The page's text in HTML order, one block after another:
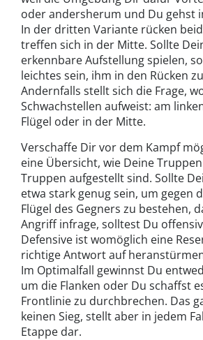
oder andersherum und Du gehst
In der dritten Variante rücken
treffen sich in der Mitte. Sollte
erkennbare Aufstellung spielen,
leichtes sein, ihm in den Rücken
Andernfalls stellt sich die Frage,
Schwachstellen aufweist: am
Flügel oder in der Mitte.
Verschaffe Dir vor dem Kampf
eine Übersicht, wie Deine
Truppen aufgestellt sind. Sollte
etwa stark genug sein, um gegen
Flügel des Gegners zu bestehen,
Angriff infrage, solltest Du
Defensive ist womöglich eine
richtige Antwort auf
Im Optimalfall gewinnst Du
um die Flanken oder Du schaffst
Frontlinie zu durchbrechen. Das
keinen Sieg, stellt aber in jedem
Etappe dar.